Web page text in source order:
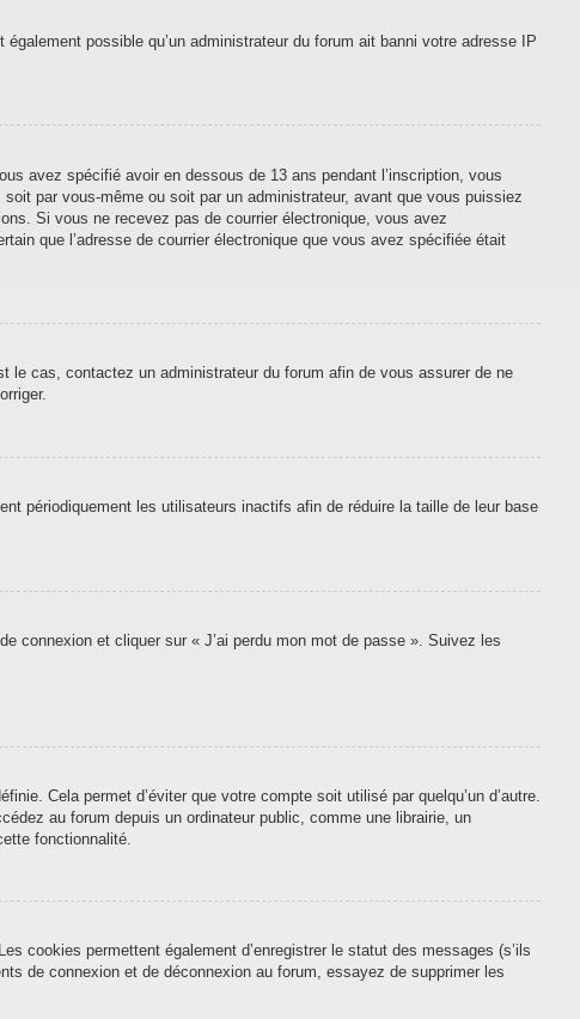
possible qu’un administrateur du forum ait banni votre adresse IP
avez spécifié avoir en dessous de 13 ans pendant l’inscription, vous
par vous-même ou soit par un administrateur, avant que vous puissiez
Si vous ne recevez pas de courrier électronique, vous avez
que l’adresse de courrier électronique que vous avez spécifiée était
le cas, contactez un administrateur du forum afin de vous assurer de ne
périodiquement les utilisateurs inactifs afin de réduire la taille de leur base
connexion et cliquer sur « J’ai perdu mon mot de passe ». Suivez les
Cela permet d’éviter que votre compte soit utilisé par quelqu’un d’autre.
au forum depuis un ordinateur public, comme une librairie, un
fonctionnalité.
cookies permettent également d’enregistrer le statut des messages (s’ils
de connexion et de déconnexion au forum, essayez de supprimer les